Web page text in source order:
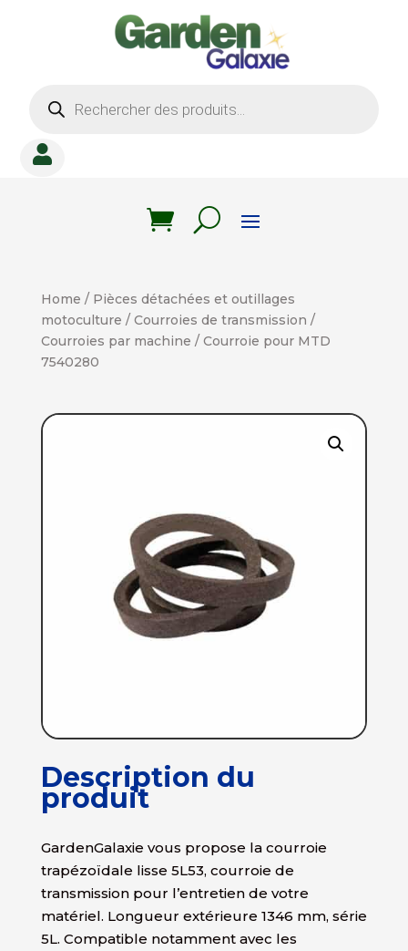
produits

Home / Pièces détachées et outillages
motoculture / Courroies de transmission /
Courroies par machine / Courroie pour MTD
7540280
Description du
produit
GardenGalaxie vous propose la courroie
trapézoïdale lisse 5L53, courroie de
transmission pour l’entretien de votre
matériel. Longueur extérieure 1346 mm, série
5L. Compatible notamment avec les